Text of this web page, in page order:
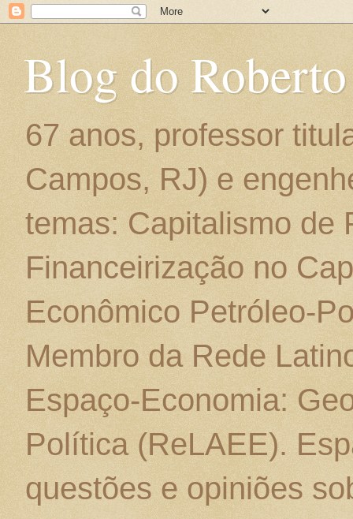
Blog do
67 anos, professor
Campos, RJ) e
temas: Capitalismo de
Financeirização no
Econômico Petróleo-
Membro da Rede
Espaço-Economia:
Política (ReLAEE).
questões e opiniões